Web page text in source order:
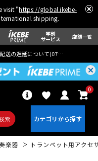
visit "https://global.ikebe-
shipping.
学割
サービス 店舗一覧
送の遅延について(07月29日
索
0
楽器 トランペット用アクセ